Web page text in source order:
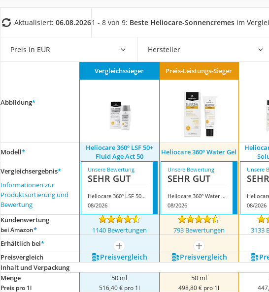
Mineralfutter Pferd
Aktualisiert: 06.08.20261 - 8 von 9: Beste Heliocare-Sonnencremes im
Preis in EUR Hersteller
Abbildung*
Vergleichssieger Preis-Leistungs-Sieger
Modell*
Heliocare 360º LSF 50+
Fluid Age Act 50
Heliocare 360º Water Gel
Vergleichsergebnis*
Informationen zur
Produktsortierung und
Bewertung
Unsere Bewertung
SEHR GUT
Heliocare 360º LSF 50+ Fluid Age Act 50
08/2026
Unsere Bewertung
SEHR GUT
Heliocare 360º Water Gel
08/2026
Unsere
08/2026
Kundenwertung
bei Amazon* 1140 Bewertungen 793 Bewertungen 3133
Erhältlich bei*
mehr anzeigen mehr anzeigen
Preis­vergleich
Preis­vergleich Preis­vergleich
Inhalt und Verpackung
Menge
Preis pro 1l
50 ml
516,40 € pro 1l
50 ml
498,80 € pro 1l